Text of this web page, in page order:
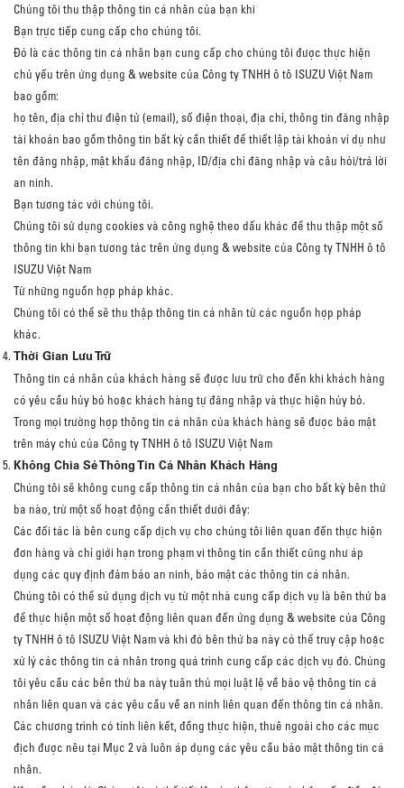
Chúng tôi thu thập thông tin cá nhân của bạn khi
Bạn trực tiếp cung cấp cho chúng tôi.
Đó là các thông tin cá nhân bạn cung cấp cho chúng tôi được thực hiện
chủ yếu trên ứng dụng & website của Công ty TNHH ô tô ISUZU Việt Nam
bao gồm:
họ tên, địa chỉ thư điện tử (email), số điện thoại, địa chỉ, thông tin đăng nhập
tài khoản bao gồm thông tin bất kỳ cần thiết để thiết lập tài khoản ví dụ như
tên đăng nhập, mật khẩu đăng nhập, ID/địa chỉ đăng nhập và câu hỏi/trả lời
an ninh.
Bạn tương tác với chúng tôi.
Chúng tôi sử dụng cookies và công nghệ theo dấu khác để thu thập một số
thông tin khi bạn tương tác trên ứng dụng & website của Công ty TNHH ô tô
ISUZU Việt Nam
Từ những nguồn hợp pháp khác.
Chúng tôi có thể sẽ thu thập thông tin cá nhân từ các nguồn hợp pháp
khác.
Thời Gian Lưu Trữ
Thông tin cá nhân của khách hàng sẽ được lưu trữ cho đến khi khách hàng
có yêu cầu hủy bỏ hoặc khách hàng tự đăng nhập và thực hiện hủy bỏ.
Trong mọi trường hợp thông tin cá nhân của khách hàng sẽ được bảo mật
trên máy chủ của Công ty TNHH ô tô ISUZU Việt Nam
Không Chia Sẻ Thông Tin Cá Nhân Khách Hàng
Chúng tôi sẽ không cung cấp thông tin cá nhân của bạn cho bất kỳ bên thứ
ba nào, trừ một số hoạt động cần thiết dưới đây:
Các đối tác là bên cung cấp dịch vụ cho chúng tôi liên quan đến thực hiện
đơn hàng và chỉ giới hạn trong phạm vi thông tin cần thiết cũng như áp
dụng các quy định đảm bảo an ninh, bảo mật các thông tin cá nhân.
Chúng tôi có thể sử dụng dịch vụ từ một nhà cung cấp dịch vụ là bên thứ ba
để thực hiện một số hoạt động liên quan đến ứng dụng & website của Công
ty TNHH ô tô ISUZU Việt Nam và khi đó bên thứ ba này có thể truy cập hoặc
xử lý các thông tin cá nhân trong quá trình cung cấp các dịch vụ đó. Chúng
tôi yêu cầu các bên thứ ba này tuân thủ mọi luật lệ về bảo vệ thông tin cá
nhân liên quan và các yêu cầu về an ninh liên quan đến thông tin cá nhân.
Các chương trình có tính liên kết, đồng thực hiện, thuê ngoài cho các mục
địch được nêu tại Mục 2 và luôn áp dụng các yêu cầu bảo mật thông tin cá
nhân.